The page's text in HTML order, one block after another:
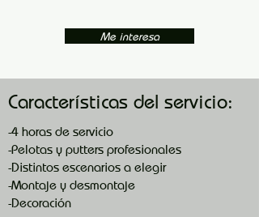
Me interesa
Características del servicio:
-4 horas de servicio
-Pelotas y putters profesionales
-Distintos escenarios a elegir
-Montaje y desmontaje
-Decoración